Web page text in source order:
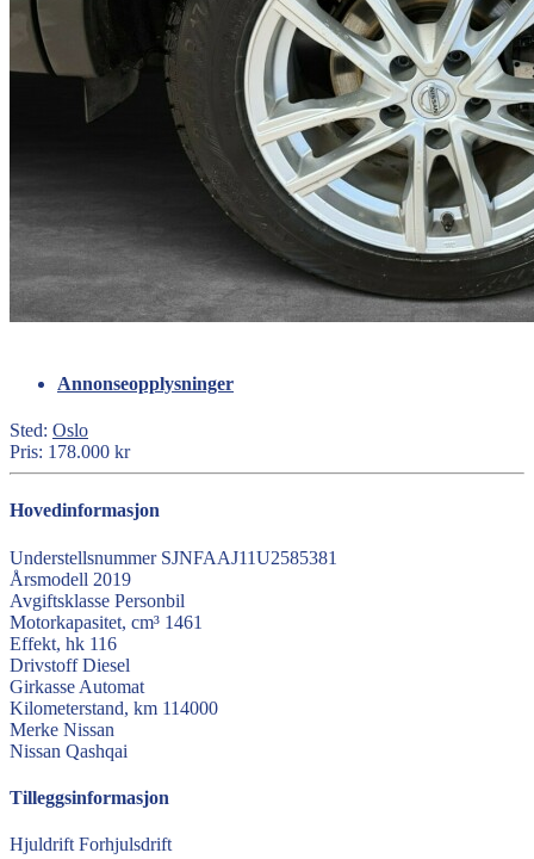
Annonseopplysninger
Sted: Oslo
Pris: 178.000 kr
Hovedinformasjon
Understellsnummer SJNFAAJ11U2585381
Årsmodell 2019
Avgiftsklasse Personbil
Motorkapasitet, cm³ 1461
Effekt, hk 116
Drivstoff Diesel
Girkasse Automat
Kilometerstand, km 114000
Merke Nissan
Nissan Qashqai
Tilleggsinformasjon
Hjuldrift Forhjulsdrift